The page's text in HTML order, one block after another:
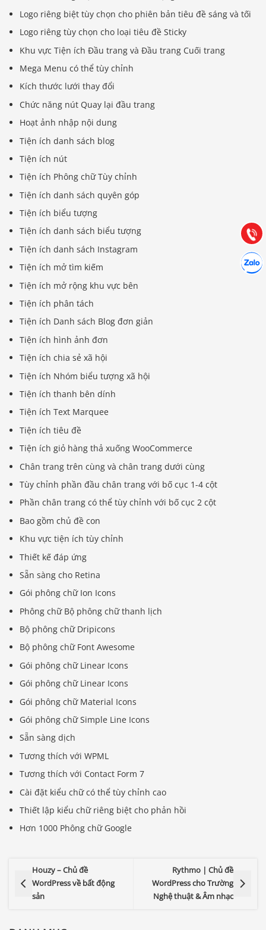
Logo riêng biệt tùy chọn cho phiên bản tiêu đề sáng và tối
Logo riêng tùy chọn cho loại tiêu đề Sticky
Khu vực Tiện ích Đầu trang và Đầu trang Cuối trang
Mega Menu có thể tùy chỉnh
Kích thước lưới thay đổi
Chức năng nút Quay lại đầu trang
Hoạt ảnh nhập nội dung
Tiện ích danh sách blog
Tiện ích nút
Tiện ích Phông chữ Tùy chỉnh
Tiện ích danh sách quyên góp
Tiện ích biểu tượng
Tiện ích danh sách biểu tượng
Tiện ích danh sách Instagram
Tiện ích mở tìm kiếm
Tiện ích mở rộng khu vực bên
Tiện ích phân tách
Tiện ích Danh sách Blog đơn giản
Tiện ích hình ảnh đơn
Tiện ích chia sẻ xã hội
Tiện ích Nhóm biểu tượng xã hội
Tiện ích thanh bên dính
Tiện ích Text Marquee
Tiện ích tiêu đề
Tiện ích giỏ hàng thả xuống WooCommerce
Chân trang trên cùng và chân trang dưới cùng
Tùy chỉnh phần đầu chân trang với bố cục 1-4 cột
Phần chân trang có thể tùy chỉnh với bố cục 2 cột
Bao gồm chủ đề con
Khu vực tiện ích tùy chỉnh
Thiết kế đáp ứng
Sẵn sàng cho Retina
Gói phông chữ Ion Icons
Phông chữ Bộ phông chữ thanh lịch
Bộ phông chữ Dripicons
Bộ phông chữ Font Awesome
Gói phông chữ Linear Icons
Gói phông chữ Linear Icons
Gói phông chữ Material Icons
Gói phông chữ Simple Line Icons
Sẵn sàng dịch
Tương thích với WPML
Tương thích với Contact Form 7
Cài đặt kiểu chữ có thể tùy chỉnh cao
Thiết lập kiểu chữ riêng biệt cho phản hồi
Hơn 1000 Phông chữ Google
Houzy – Chủ đề
WordPress về bất động
sản
Rythmo | Chủ đề
WordPress cho Trường
Nghệ thuật & Âm nhạc
Gọi
(028) 22.166.144
Chát